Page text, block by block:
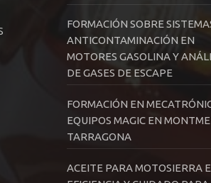
FORMACIÓN SOBRE
ANTICONTAMINACIÓN EN
MOTORES GASOLINA Y
DE GASES DE ESCAPE
FORMACIÓN EN
EQUIPOS MAGIC EN
TARRAGONA
ACEITE PARA MOTOSIERRA